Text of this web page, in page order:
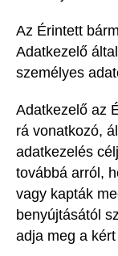
Az Érintett
Adatkezelő
személyes
Adatkezelő az
rá vonatkozó,
adatkezelés
továbbá arról,
vagy kapták
benyújtásától
adja meg a